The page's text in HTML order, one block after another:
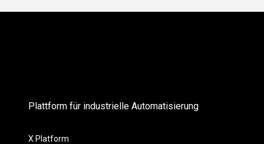
Plattform für industrielle Automatisierung
X Platform